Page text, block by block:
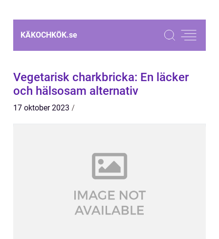
KÄKOCHKÖK.se
Vegetarisk charkbricka: En läcker
och hälsosam alternativ
17 oktober 2023